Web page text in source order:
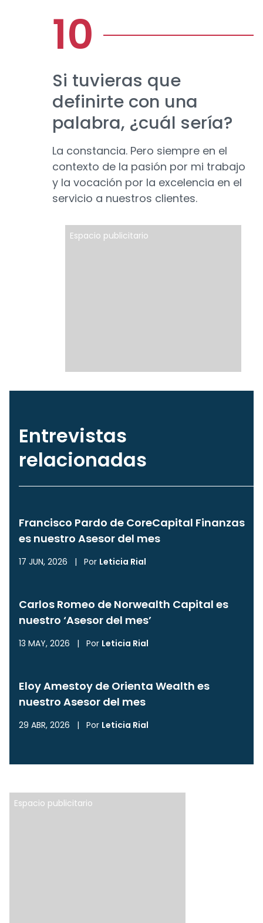
Si tuvieras que
definirte con una
palabra, ¿cuál sería?
La constancia. Pero siempre en el
contexto de la pasión por mi trabajo
y la vocación por la excelencia en el
servicio a nuestros clientes.
Espacio publicitario
Entrevistas
relacionadas
Francisco Pardo de CoreCapital Finanzas
es nuestro Asesor del mes
17 JUN, 2026 | Por Leticia Rial
Carlos Romeo de Norwealth Capital es
nuestro ‘Asesor del mes’
13 MAY, 2026 | Por Leticia Rial
Eloy Amestoy de Orienta Wealth es
nuestro Asesor del mes
29 ABR, 2026 | Por Leticia Rial
Espacio publicitario